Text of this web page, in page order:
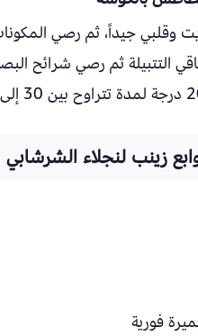
وقلبي جيداً، ثم رصي
التتبيلة ثم رصي شرائح
زينب لنجلاء الشرشابي
فورية